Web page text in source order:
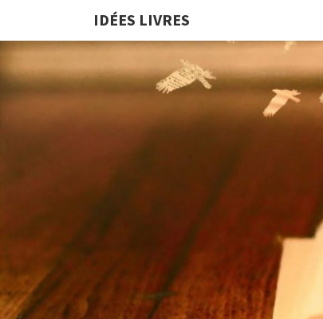
IDÉES LIVRES